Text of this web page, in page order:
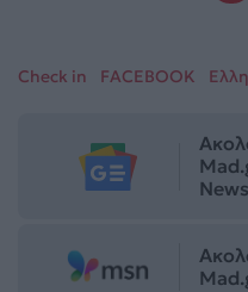
Check in FACEBOOK
News